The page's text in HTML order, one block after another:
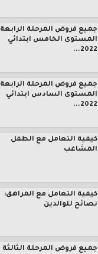
جميع فروض المرحلة الرابعة
المستوى الخامس ابتدائي
2022...
جميع فروض المرحلة الرابعة
المستوى السادس ابتدائي
2022...
كيفية التعامل مع الطفل
المشاغب
كيفية التعامل مع المراهق:
نصائح للوالدين
جميع فروض المرحلة الثالثة